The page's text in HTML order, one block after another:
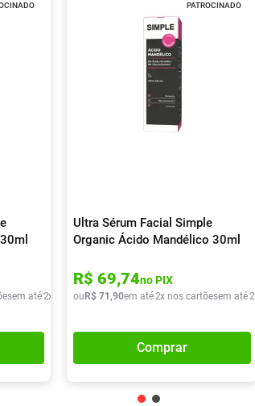
em até2x de R$ 36,20
PATROCINADO
Ultra Sérum Facial Simple
Organic Ácido Mandélico 30ml
R$ 69,74no PIX
ou R$ 71 ,90em até2x nos cartõesem até2
Comprar